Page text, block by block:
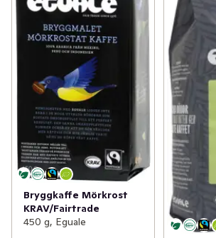
Bryggkaffe Mörkrost
KRAV/Fairtrade
450 g, Eguale